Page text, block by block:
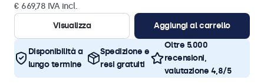
€ 669,78 IVA incl.
Visualizza
Aggiungi al carrello
Disponibilità a
lungo termine
Spedizione e
resi gratuiti
Oltre 5.000
recensioni,
valutazione 4,8/5